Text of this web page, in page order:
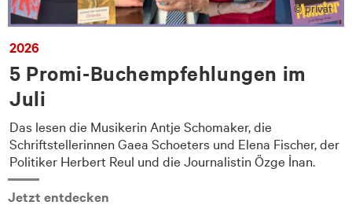
© privat
2026
5 Promi-Buchempfehlungen im
Juli
Das lesen die Musikerin Antje Schomaker, die
Schriftstellerinnen Gaea Schoeters und Elena Fischer, der
Politiker Herbert Reul und die Journalistin Özge İnan.
Jetzt entdecken